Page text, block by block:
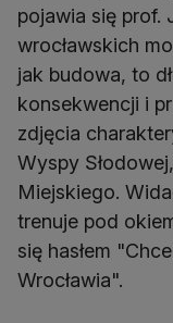
pojawia się prof.
wrocławskich
jak budowa, to
konsekwencji i
zdjęcia
Wyspy
Miejskiego.
trenuje pod
się hasłem
Wrocławia".